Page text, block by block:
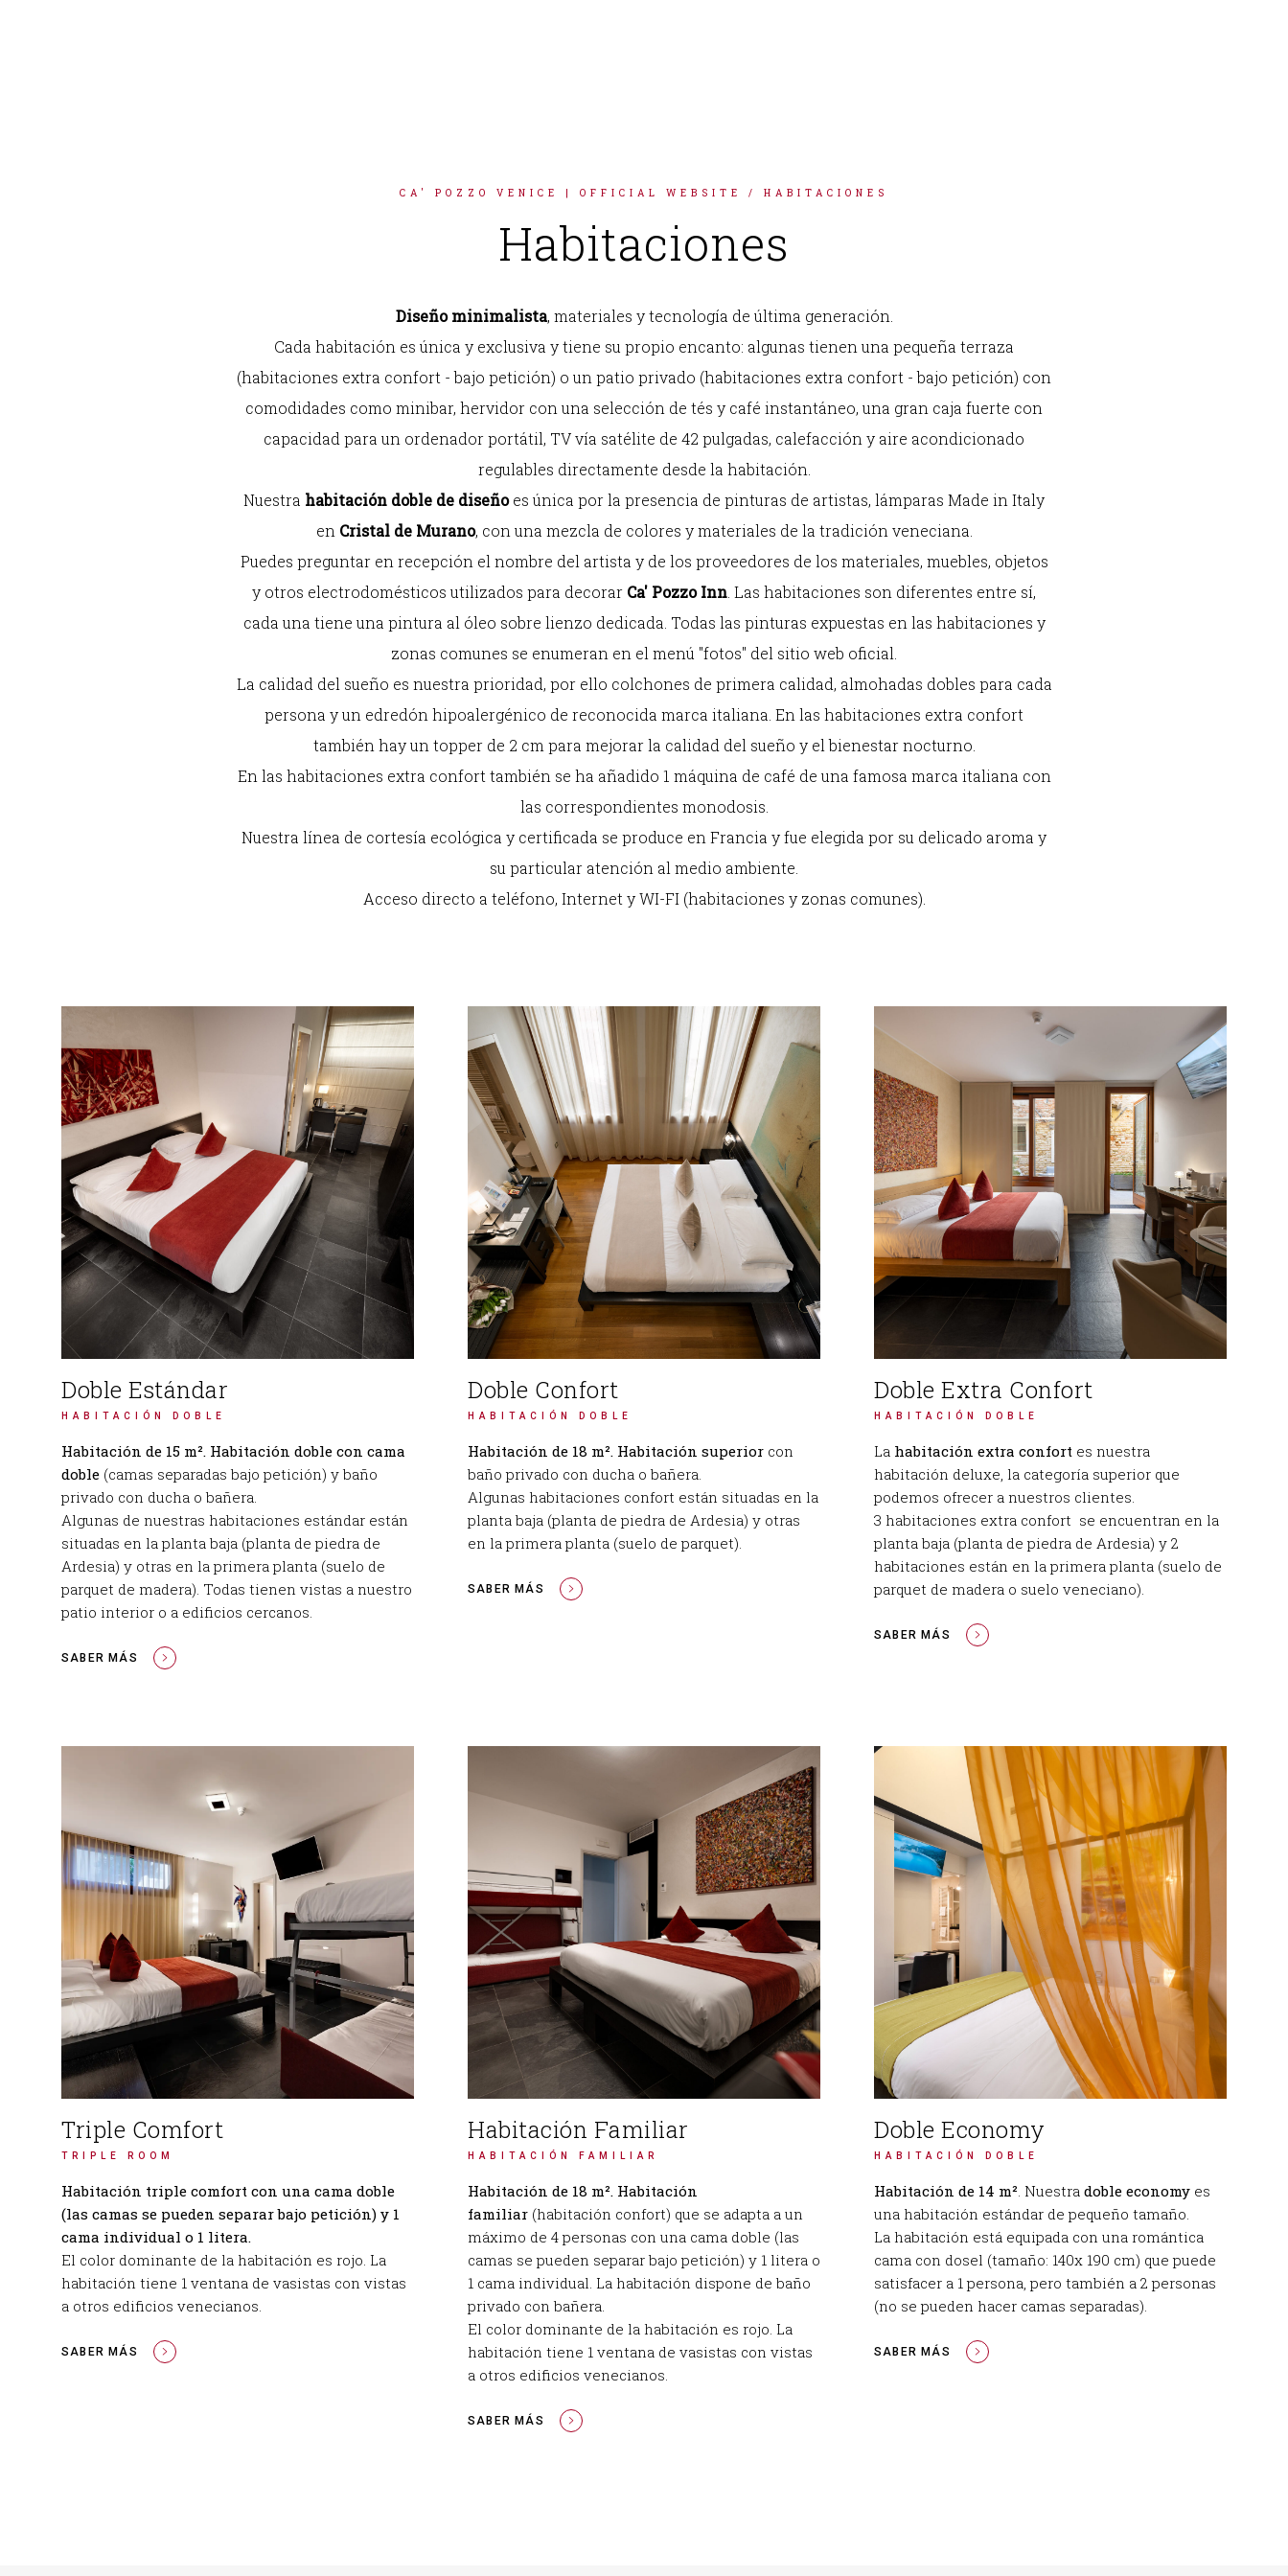
CA' POZZO VENICE | OFFICIAL WEBSITE / HABITACIONES
Habitaciones
Diseño minimalista, materiales y tecnología de última generación.
Cada habitación es única y exclusiva y tiene su propio encanto: algunas tienen una pequeña terraza
(habitaciones extra confort - bajo petición) o un patio privado (habitaciones extra confort - bajo petición) con
comodidades como minibar, hervidor con una selección de tés y café instantáneo, una gran caja fuerte con
capacidad para un ordenador portátil, TV vía satélite de 42 pulgadas, calefacción y aire acondicionado
regulables directamente desde la habitación.
Nuestra habitación doble de diseñoes única por la presencia de pinturas de artistas, lámparas Made in Italy
en Cristal de Murano, con una mezcla de colores y materiales de la tradición veneciana.
Puedes preguntar en recepción el nombre del artista y de los proveedores de los materiales, muebles, objetos
y otros electrodomésticos utilizados para decorar Ca' Pozzo Inn . Las habitaciones son diferentes entre sí,
cada una tiene una pintura al óleo sobre lienzo dedicada. Todas las pinturas expuestas en las habitaciones y
zonas comunes se enumeran en el menú "fotos" del sitio web oficial.
La calidad del sueño es nuestra prioridad, por ello colchones de primera calidad, almohadas dobles para cada
persona y un edredón hipoalergénico de reconocida marca italiana. En las habitaciones extra confort
también hay un topper de 2 cm para mejorar la calidad del sueño y el bienestar nocturno.
En las habitaciones extra confort también se ha añadido 1 máquina de café de una famosa marca italiana con
las correspondientes monodosis.
Nuestra línea de cortesía ecológica y certificada se produce en Francia y fue elegida por su delicado aroma y
su particular atención al medio ambiente.
Acceso directo a teléfono, Internet y WI-FI (habitaciones y zonas comunes).
Doble Estándar
HABITACIÓN DOBLE
Habitación de 15 m². Habitación doble con cama
doble (camas separadas bajo petición) y baño
privado con ducha o bañera.
Algunas de nuestras habitaciones estándar están
situadas en la planta baja (planta de piedra de
Ardesia) y otras en la primera planta (suelo de
parquet de madera). Todas tienen vistas a nuestro
patio interior o a edificios cercanos.
SABER MÁS
Doble Confort
HABITACIÓN DOBLE
Habitación de 18 m². Habitación superior con
baño privado con ducha o bañera.
Algunas habitaciones confort están situadas en la
planta baja (planta de piedra de Ardesia) y otras
en la primera planta (suelo de parquet).
SABER MÁS
Doble Extra Confort
HABITACIÓN DOBLE
La habitación extra confort es nuestra
habitación deluxe, la categoría superior que
podemos ofrecer a nuestros clientes.
3 habitaciones extra confort se encuentran en la
planta baja (planta de piedra de Ardesia) y 2
habitaciones están en la primera planta (suelo de
parquet de madera o suelo veneciano).
SABER MÁS
Triple Comfort
TRIPLE ROOM
Habitación triple comfort con una cama doble
(las camas se pueden separar bajo petición) y 1
cama individual o 1 litera.
El color dominante de la habitación es rojo. La
habitación tiene 1 ventana de vasistas con vistas
a otros edificios venecianos.
SABER MÁS
Habitación Familiar
HABITACIÓN FAMILIAR
Habitación de 18 m². Habitación
familiar (habitación confort) que se adapta a un
máximo de 4 personas con una cama doble (las
camas se pueden separar bajo petición) y 1 litera o
1 cama individual. La habitación dispone de baño
privado con bañera.
El color dominante de la habitación es rojo. La
habitación tiene 1 ventana de vasistas con vistas
a otros edificios venecianos.
SABER MÁS
Doble Economy
HABITACIÓN DOBLE
Habitación de 14 m². Nuestra doble economy es
una habitación estándar de pequeño tamaño.
La habitación está equipada con una romántica
cama con dosel (tamaño: 140x 190 cm) que puede
satisfacer a 1 persona, pero también a 2 personas
(no se pueden hacer camas separadas).
SABER MÁS